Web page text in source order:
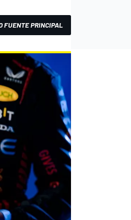
FUENTE PRINCIPAL